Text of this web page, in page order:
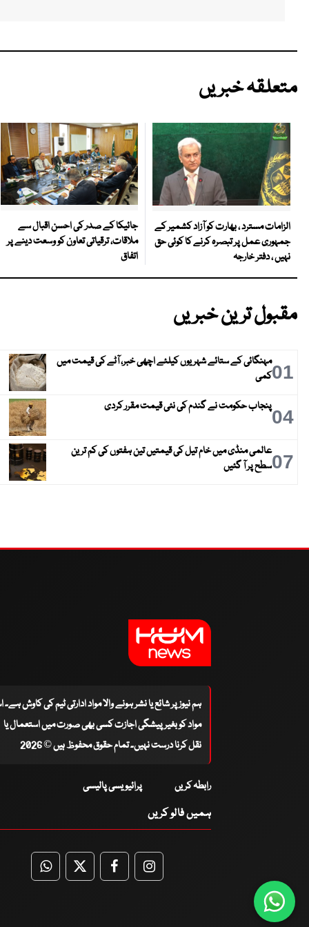
متعلقہ خبریں
الزامات مسترد ، بھارت کو آزاد کشمیر کے
جمہوری عمل پر تبصرہ کرنے کا کوئی حق
نہیں ، دفتر خارجہ
جائیکا کے صدر کی احسن اقبال سے
ملاقات، ترقیاتی تعاون کو وسعت دینے پر
اتفاق
مقبول ترین خبریں
01مہنگائی کے ستائے شہریوں کیلئے اچھی خبر، آٹے کی قیمت میں
کمی
04پنجاب حکومت نے گندم کی نئی قیمت مقرر کردی
07عالمی منڈی میں خام تیل کی قیمتیں تین ہفتوں کی کم ترین
سطح پر آ گئیں
ہم نیوز پر شائع یا نشر ہونے والا مواد ادارتی ٹیم کی کاوش
مواد کو بغیر پیشگی اجازت کسی بھی صورت میں استعمال یا
نقل کرنا درست نہیں۔ تمام حقوق محفوظ ہیں © 2026
رابطہ کریں پرائیویسی پالیسی
ہمیں فالو کریں
WhatsApp
TwitterFacebookFacebook